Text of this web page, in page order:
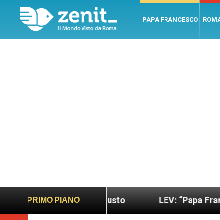
PAPA FRANCESCO
PRIMO PIANO
sano e giusto LEV: “Papa Francesco. Un